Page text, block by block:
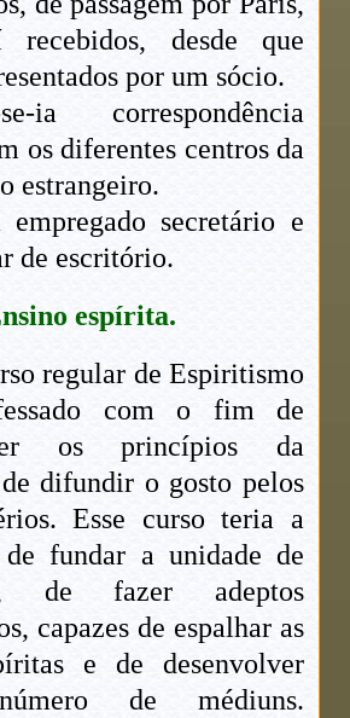
recebidos, desde que
por um sócio.
se-ia correspondência
os diferentes centros da
estrangeiro.
secretário e
de escritório.
espírita.
regular de Espiritismo
com o fim de
os princípios da
difundir o gosto pelos
Esse curso teria a
de fundar a unidade de
de fazer adeptos
capazes de espalhar as
e de desenvolver
de médiuns.